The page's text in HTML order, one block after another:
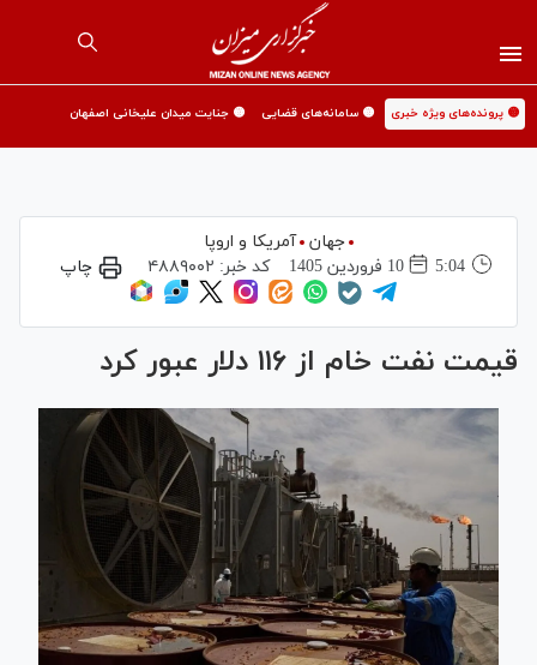
🟡 پرونده‌های ویژه خبری 🟡 سامانه‌های قضایی 🟡 جنایت میدان علیخانی اصفهان
جهان
آمریکا و اروپا
5:04
10 فروردين 1405 کد خبر: ۴۸۸۹۰۰۲ چاپ
قیمت نفت خام از ۱۱۶ دلار عبور کرد